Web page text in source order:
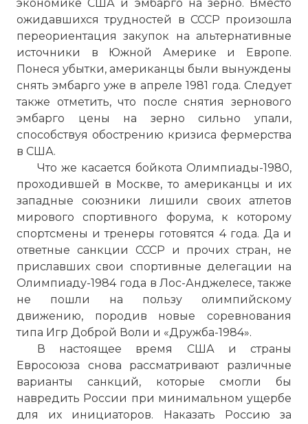
экономике США и эмбарго на зерно. Вместо
ожидавшихся трудностей в СССР произошла
переориентация закупок на альтернативные
источники в Южной Америке и Европе.
Понеся убытки, американцы были вынуждены
снять эмбарго уже в апреле 1981 года. Следует
также отметить, что после снятия зернового
эмбарго цены на зерно сильно упали,
способствуя обострению кризиса фермерства
в США.
Что же касается бойкота Олимпиады-1980,
проходившей в Москве, то американцы и их
западные союзники лишили своих атлетов
мирового спортивного форума, к которому
спортсмены и тренеры готовятся 4 года. Да и
ответные санкции СССР и прочих стран, не
приславших свои спортивные делегации на
Олимпиаду-1984 года в Лос-Анджелесе, также
не пошли на пользу олимпийскому
движению, породив новые соревнования
типа Игр Доброй Воли и «Дружба-1984».
В настоящее время США и страны
Евросоюза снова рассматривают различные
варианты санкций, которые смогли бы
навредить России при минимальном ущербе
для их инициаторов. Наказать Россию за
☓
В 1980 году В США вводится запрет на
продажу СССР современных технологий.
Исход не был таким, как ожидался. СССР
– это было великое государство, которое